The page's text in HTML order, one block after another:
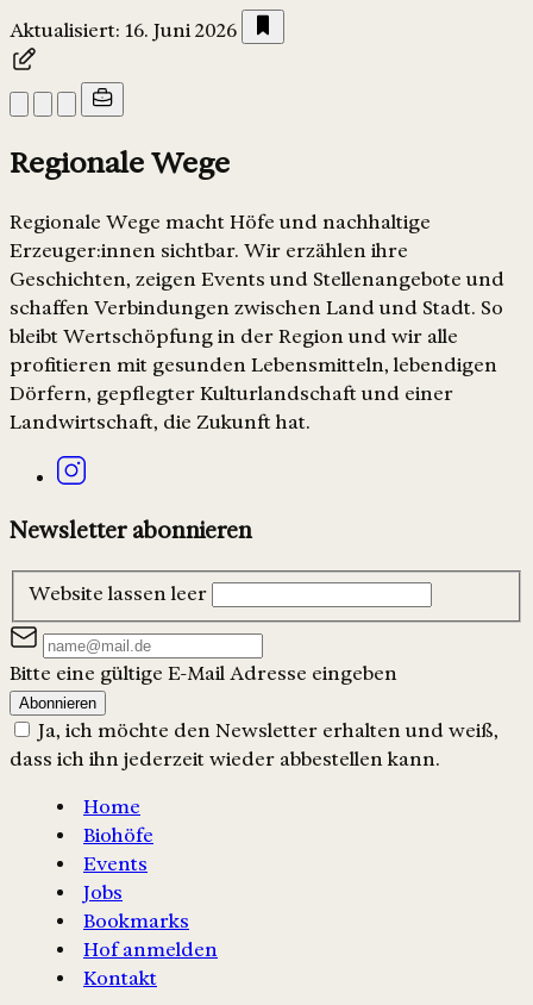
Aktualisiert: 16. Juni 2026
Regionale Wege
Regionale Wege macht Höfe und nachhaltige
Erzeuger:innen sichtbar. Wir erzählen ihre
Geschichten, zeigen Events und Stellenangebote und
schaffen Verbindungen zwischen Land und Stadt. So
bleibt Wertschöpfung in der Region und wir alle
profitieren mit gesunden Lebensmitteln, lebendigen
Dörfern, gepflegter Kulturlandschaft und einer
Landwirtschaft, die Zukunft hat.
Newsletter abonnieren
Website lassen leer
Bitte eine gültige E-Mail Adresse eingeben
Abonnieren
Ja, ich möchte den Newsletter erhalten und weiß,
dass ich ihn jederzeit wieder abbestellen kann.
Home
Biohöfe
Events
Jobs
Bookmarks
Hof anmelden
Kontakt